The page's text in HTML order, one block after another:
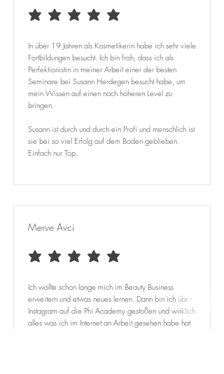
average rating is 5 out of 5
In über 19 Jahren als Kosmetikerin habe ich sehr viele
Fortbildungen besucht. Ich bin froh, dass ich als
Perfektionistin in meiner Arbeit einer der besten
Seminare bei Susann Herdegen besucht habe, um
mein Wissen auf einen noch höheren Level zu
bringen.
Susann ist durch und durch ein Profi und menschlich ist
sie bei so viel Erfolg auf dem Boden geblieben.
Einfach nur Top.
Merve Avci
average rating is 5 out of 5
Ich wollte schon lange mich im Beauty Business
erweitern und etwas neues lernen. Dann bin ich über
Instagram auf die Phi Academy gestoßen und wirklich
alles was ich im Internet an Arbeit gesehen habe hat